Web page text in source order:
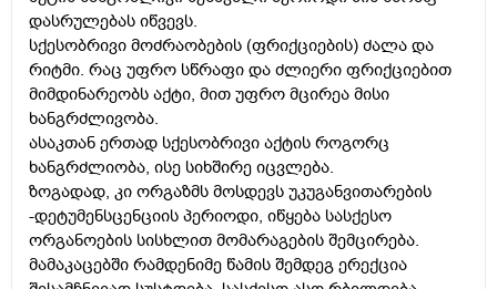
დასრულებას იწვევს.
სქესობრივი მოძრაობების (ფრიქციების) ძალა და
რიტმი. რაც უფრო სწრაფი და ძლიერი ფრიქციებით
მიმდინარეობს აქტი, მით უფრო მცირეა მისი
ხანგრძლივობა.
ასაკთან ერთად სქესობრივი აქტის როგორც
ხანგრძლიობა, ისე სიხშირე იცვლება.
ზოგადად, კი ორგაზმს მოსდევს უკუგანვითარების
-დეტუმენსცენციის პერიოდი, იწყება სასქესო
ორგანოების სისხლით მომარაგების შემცირება.
მამაკაცებში რამდენიმე წამის შემდეგ ერექცია